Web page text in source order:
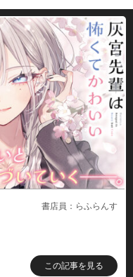
書店員：らふらんす
この記事を見る